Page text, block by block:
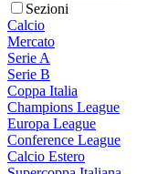
Sezioni
Calcio
Mercato
Serie A
Serie B
Coppa Italia
Champions League
Europa League
Conference League
Calcio Estero